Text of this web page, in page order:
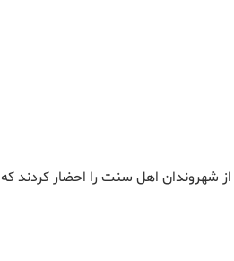
شهروندان اهل سنت را احضار کردند که